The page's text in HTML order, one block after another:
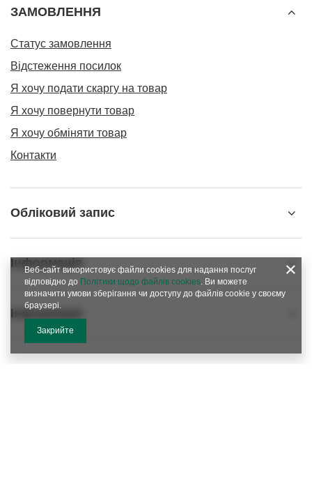
ЗАМОВЛЕННЯ
Статус замовлення
Відстеження посилок
Я хочу подати скаргу на товар
Я хочу повернути товар
Я хочу обміняти товар
Контакти
Обліковий запис
Інформація
Інформація
Веб-сайт використовує файли cookies для надання послуг
відповідно до Політики щодо файлів cookies. Ви можете
визначити умови зберігання чи доступу до файлів cookie у своєму
браузері.
Закрийте